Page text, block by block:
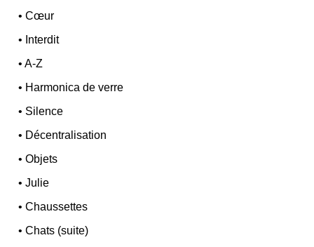
•Cœur
• Interdit
•A-Z
• Harmonica de verre
• Silence
• Décentralisation
•Objets
•Julie
•Chaussettes
•Chats (suite)